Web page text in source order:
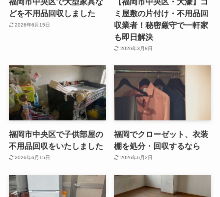
どを不用品回収しました
2026年6月15日
ミ屋敷の片付け・不用品回
収業者！秘密厳守で一軒家
も即日解決
2026年3月8日
福岡市中央区で子供部屋の
不用品回収をいたしました
2026年6月15日
福岡でクローゼット、衣装
棚を処分・回収するなら
2026年6月2日